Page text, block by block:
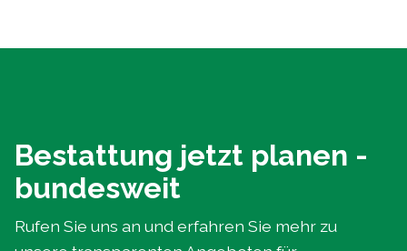
Bestattung jetzt planen -
bundesweit
Rufen Sie uns an und erfahren Sie mehr zu